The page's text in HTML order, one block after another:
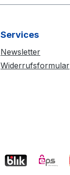
Services
Newsletter
Widerrufsformular